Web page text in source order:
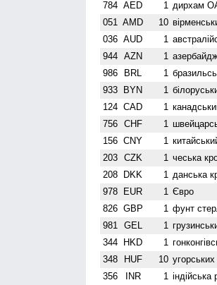
784 AED 1 дирхам
051 AMD 10
036 AUD 1
944 AZN 1
986 BRL 1
933 BYN 1
124 CAD 1
756 CHF 1
156 CNY 1
203 CZK 1 чеська
208 DKK 1 данська
978 EUR 1 Євро
826 GBP 1 фунт
981 GEL 1
344 HKD 1
348 HUF 10
356 INR 1 індійська